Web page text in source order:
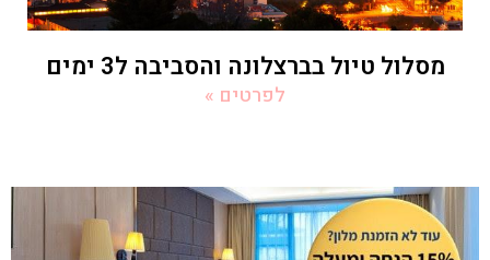
מסלול טיול בברצלונה והסביבה ל3 ימים
לפרטים »